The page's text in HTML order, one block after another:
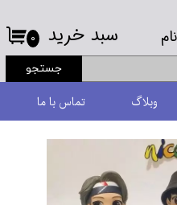
جستجو
۰ سبد خرید
وبلاگ تماس با ما